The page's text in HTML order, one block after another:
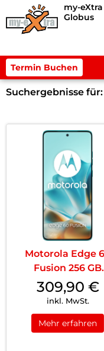
my-
Globus
Termin Buchen
Suchergebnisse für:
Motorola Edge
Fusion 256 GB
Amazonite
309,90 €
inkl. MwSt.
Mehr erfahren